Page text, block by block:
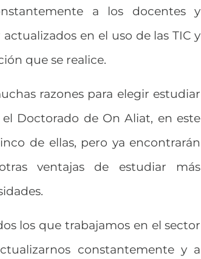
a los docentes y
en el uso de las TIC y
que se realice.
razones para elegir estudiar
Doctorado de On Aliat, en este
de ellas, pero ya encontrarán
ventajas de estudiar más
los que trabajamos en el sector
constantemente y a